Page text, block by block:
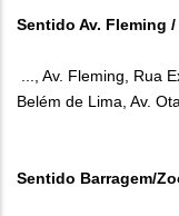
Sentido Av. Fleming
..., Av. Fleming, Rua
Belém de Lima, Av.
Sentido Barragem/